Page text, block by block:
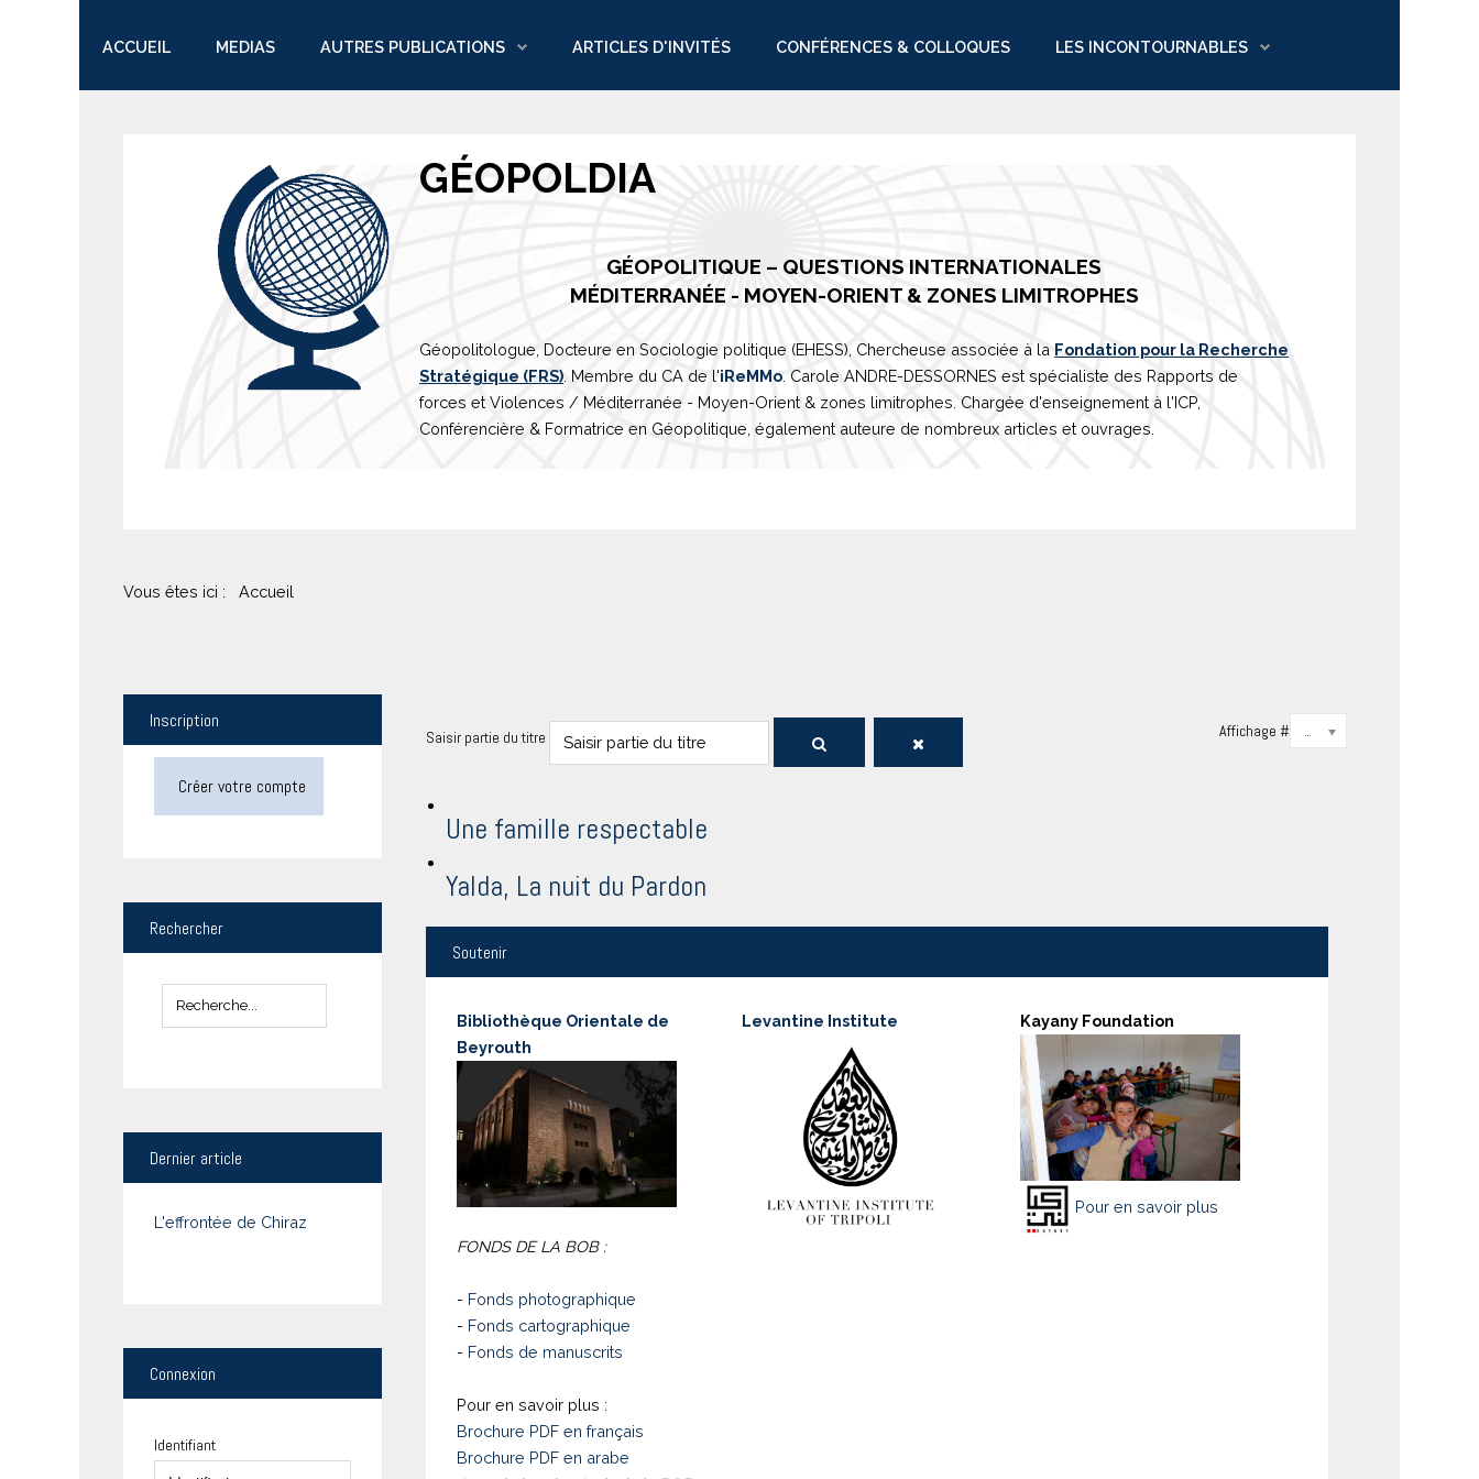
ACCUEIL MEDIAS AUTRES PUBLICATIONS ARTICLES D'INVITÉS CONFÉRENCES & COLLOQUES LES INCONTOURNABLES
GÉOPOLDIA
GÉOPOLITIQUE – QUESTIONS INTERNATIONALES
MÉDITERRANÉE - MOYEN-ORIENT & ZONES LIMITROPHES
Géopolitologue, Docteure en Sociologie politique (EHESS), Chercheuse associée à la Fondation pour la Recherche
Stratégique (FRS) . Membre du CA de l'iReMMo . Carole ANDRE-DESSORNES est spécialiste des Rapports de
forces et Violences / Méditerranée - Moyen-Orient & zones limitrophes. Chargée d'enseignement à l'ICP,
Conférencière & Formatrice en Géopolitique, également auteure de nombreux articles et ouvrages.
Vous êtes ici : Accueil
Saisir partie du titre Affichage # 20
Une famille respectable
Yalda, La nuit du Pardon
Soutenir
Bibliothèque Orientale de
Beyrouth
FONDS DE LA BOB :
- Fonds photographique
- Fonds cartographique
- Fonds de manuscrits
Pour en savoir plus :
Brochure PDF en français
Brochure PDF en arabe
Levantine Institute Kayany Foundation
Pour en savoir plus
Inscription
Créer votre compte
Rechercher
Dernier article
L'effrontée de Chiraz
Connexion
Identifiant